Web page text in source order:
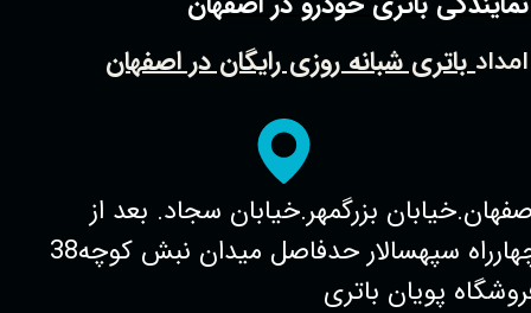
بزرگمهر.خیابان سجاد. بعد از
چهارراه سپهسالار حدفاصل میدان نبش کوچه38
پویان باتری
امدادباتری شبانه روزی رایگان در اصفهان